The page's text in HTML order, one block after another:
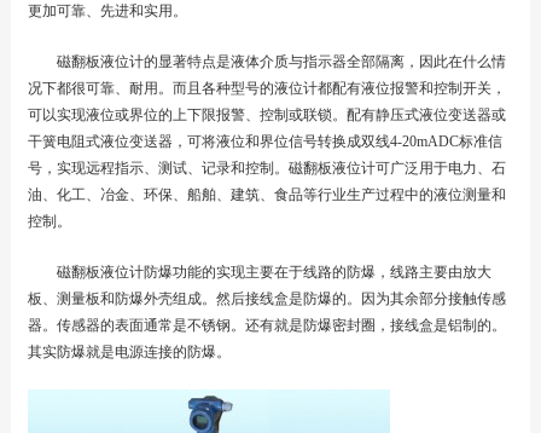
更加可靠、先进和实用。
磁翻板液位计的显著特点是液体介质与指示器全部隔离，因此在什么情
况下都很可靠、耐用。而且各种型号的液位计都配有液位报警和控制开关，
可以实现液位或界位的上下限报警、控制或联锁。配有静压式液位变送器或
干簧电阻式液位变送器，可将液位和界位信号转换成双线4-20mADC标准信
号，实现远程指示、测试、记录和控制。磁翻板液位计可广泛用于电力、石
油、化工、冶金、环保、船舶、建筑、食品等行业生产过程中的液位测量和
控制。
磁翻板液位计防爆功能的实现主要在于线路的防爆，线路主要由放大
板、测量板和防爆外壳组成。然后接线盒是防爆的。因为其余部分接触传感
器。传感器的表面通常是不锈钢。还有就是防爆密封圈，接线盒是铝制的。
其实防爆就是电源连接的防爆。